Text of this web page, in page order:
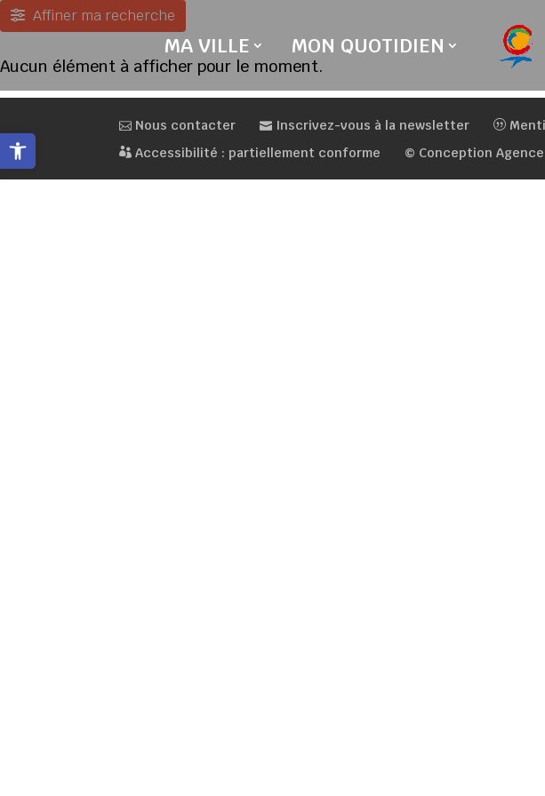
Skip
to
Ouvrir la barre d’outils
MA VILLE MON QUOTIDIEN
Affiner ma recherche
Aucun élément à afficher pour le moment.
Nous contacter Inscrivez-vous à la newsletter
Accessibilité : partiellement conforme
© Conception Agence